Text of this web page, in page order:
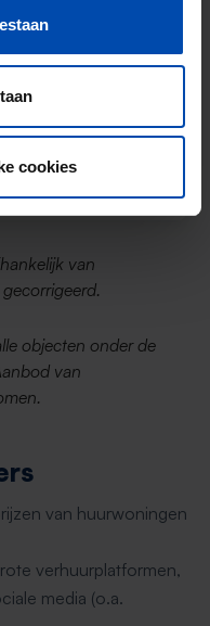
cookies
van
objecten onder de
van
van huurwoningen
verhuurplatformen,
media (o.a.